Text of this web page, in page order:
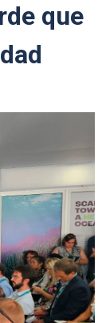
que